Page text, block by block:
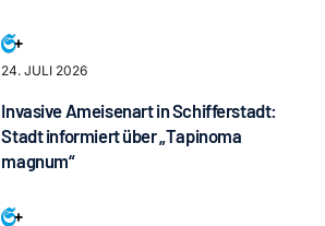
24. JULI 2026
Invasive Ameisenart in Schifferstadt:
Stadt informiert über „Tapinoma
magnum“